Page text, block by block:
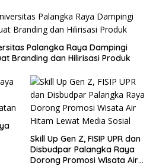
Palangka Raya Dampingi
Branding dan Hilirisasi Produk
Skill Up Gen Z, FISIP UPR dan
Disbudpar Palangka Raya
Dorong Promosi Wisata Air